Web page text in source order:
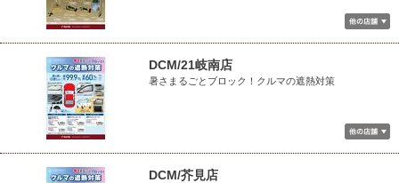
DCM/21岐南店
暑さまるごとブロック！クルマの遮熱対策
DCM/芥見店